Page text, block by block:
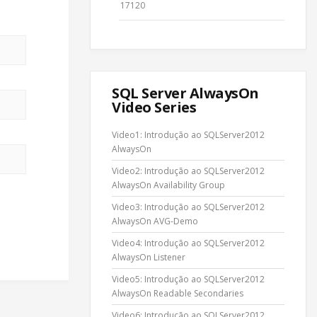
17120
SQL Server AlwaysOn
Video Series
Video1: Introdução ao SQLServer2012
AlwaysOn
Video2: Introdução ao SQLServer2012
AlwaysOn Availability Group
Video3: Introdução ao SQLServer2012
AlwaysOn AVG-Demo
Video4: Introdução ao SQLServer2012
AlwaysOn Listener
Video5: Introdução ao SQLServer2012
AlwaysOn Readable Secondaries